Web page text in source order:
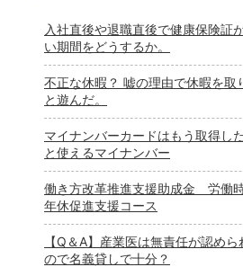
入社直後や退職直後で健康保険証
い期間をどうするか。
不正な休暇？ 嘘の理由で休暇を取
と遊んだ。
マイナンバーカードはもう取得し
と使えるマイナンバー
働き方改革推進支援助成金 労働
年休促進支援コース
【Q＆A】産業医は無責任が認めら
ので名義貸しで十分？